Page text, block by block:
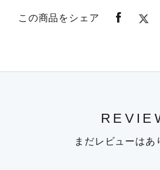
この商品をシェア
まだレビューはあ